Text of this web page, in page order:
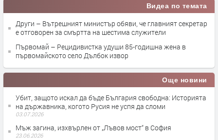
Видеа по темата
Други – Вътрешният министър обяви, че главният секретар
е отговорен за смъртта на шестима служители
Първомай – Рецидивистка удуши 85-годишна жена в
първомайското село Дълбок извор
Още новини
Убит, защото искал да бъде България свободна: Историята
на държавника, когото Русия не успя да сломи
03.07.2026
Мъж загина, изхвърлен от „Лъвов мост“ в София
23.06.2026